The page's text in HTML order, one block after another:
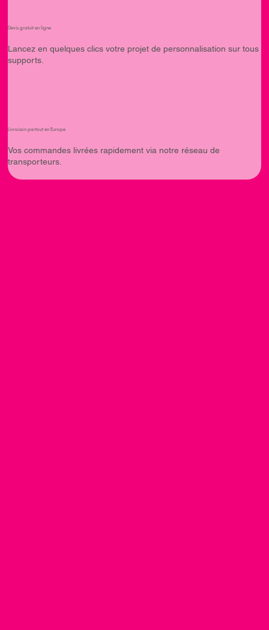
Devis gratuit en ligne
Lancez en quelques clics votre projet de personnalisation sur tous
supports.
Livraison partout en Europe
Vos commandes livrées rapidement via notre réseau de
transporteurs.